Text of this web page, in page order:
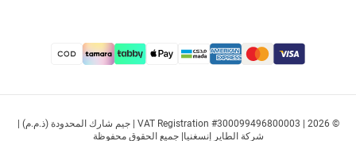
© 2026 | VAT Registration #300099496800003 | جيم شارك المحدودة (ذ.م.م) |
شركة الطاير إنسغنيا| جميع الحقوق محفوظة